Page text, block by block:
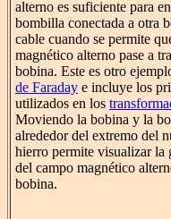
alterno es suficiente para
bombilla conectada a otra
cable cuando se permite
magnético alterno pase a
bobina. Este es otro
de Faraday e incluye los
utilizados en los
Moviendo la bobina y la
alrededor del extremo del
hierro permite visualizar la
del campo magnético
bobina.